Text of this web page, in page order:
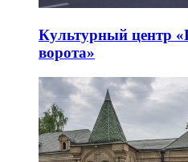
Культурный центр
ворота»